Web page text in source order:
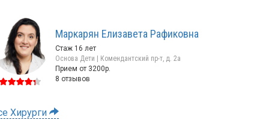
Маркарян Елизавета Рафиковна
Стаж 16 лет
Основа Дети | Комендантский пр-т, д. 2а
Прием от 3200р.
8 отзывов
Хирурги